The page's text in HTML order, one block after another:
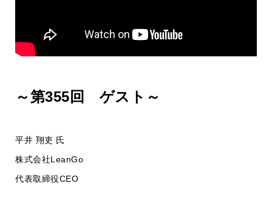
～第355回 ゲスト～
平井 翔吏 氏
株式会社LeanGo
代表取締役CEO